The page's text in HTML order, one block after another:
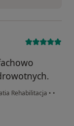
Rehabilitacja • •